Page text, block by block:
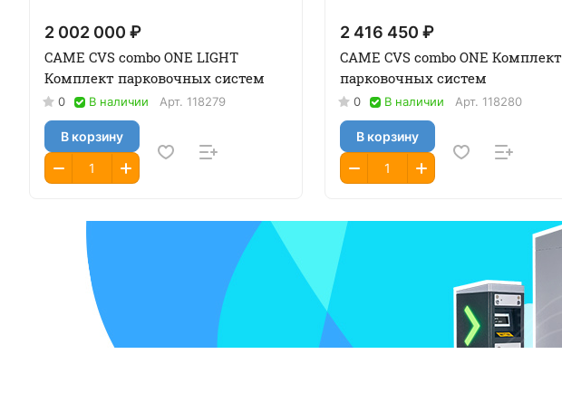
2 002 000 ₽
CAME CVS combo ONE LIGHT
Комплект парковочных систем
0 В наличии Арт. 118279
В корзину
2 416 450 ₽
CAME CVS combo ONE Комплект
парковочных систем
0 В наличии Арт. 118280
В корзину